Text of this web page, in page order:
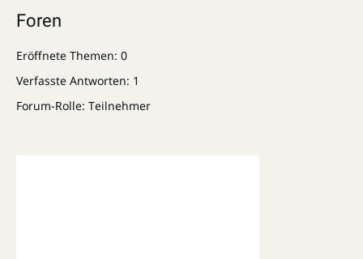
Foren
Eröffnete Themen: 0
Verfasste Antworten: 1
Forum-Rolle: Teilnehmer